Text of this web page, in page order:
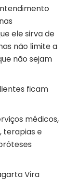
ele sirva de
não limite a
não sejam
ficam
médicos,
terapias e
Vira